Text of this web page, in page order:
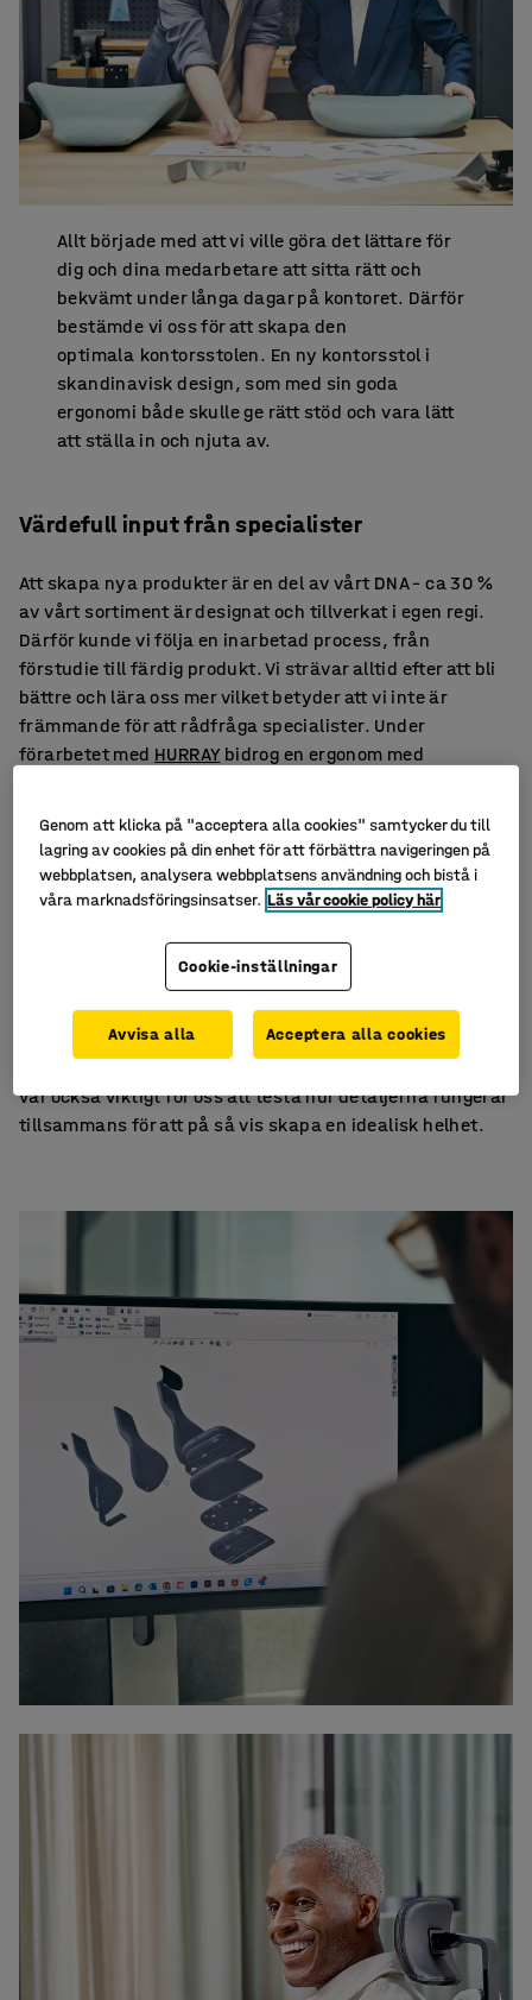
Allt började med att vi ville göra det lättare för
dig och dina medarbetare att sitta rätt och
bekvämt under långa dagar på kontoret. Därför
bestämde vi oss för att skapa den
optimala kontorsstolen. En ny kontorsstol i
skandinavisk design, som med sin goda
ergonomi både skulle ge rätt stöd och vara lätt
att ställa in och njuta av.
Värdefull input från specialister
Att skapa nya produkter är en del av vårt DNA – ca 30 %
av vårt sortiment är designat och tillverkat i egen regi.
Därför kunde vi följa en inarbetad process, från
förstudie till färdig produkt. Vi strävar alltid efter att bli
bättre och lära oss mer vilket betyder att vi inte är
främmande för att rådfråga specialister. Under
förarbetet med HURRAYbidrog en ergonom med
bättre sittlösning utifrån kroppens behov.
Vi har även haft ett tätt samarbete med den italienska
och form. Vårt mål var att ta fram en ny
relevanta, användarvänliga funktioner, en behaglig
sittupplevelse samt ett tilltalande utseende. Genom
diskussioner och skissgenerering utvecklades en stol där
var också viktigt för oss att testa hur detaljerna fungerar
tillsammans för att på så vis skapa en idealisk helhet.
Genom att klicka på "acceptera alla cookies" samtycker du till
lagring av cookies på din enhet för att förbättra navigeringen på
webbplatsen, analysera webbplatsens användning och bistå i
våra marknadsföringsinsatser. Läs vår cookie policy här
Cookie-inställningar
Avvisa alla Acceptera alla cookies